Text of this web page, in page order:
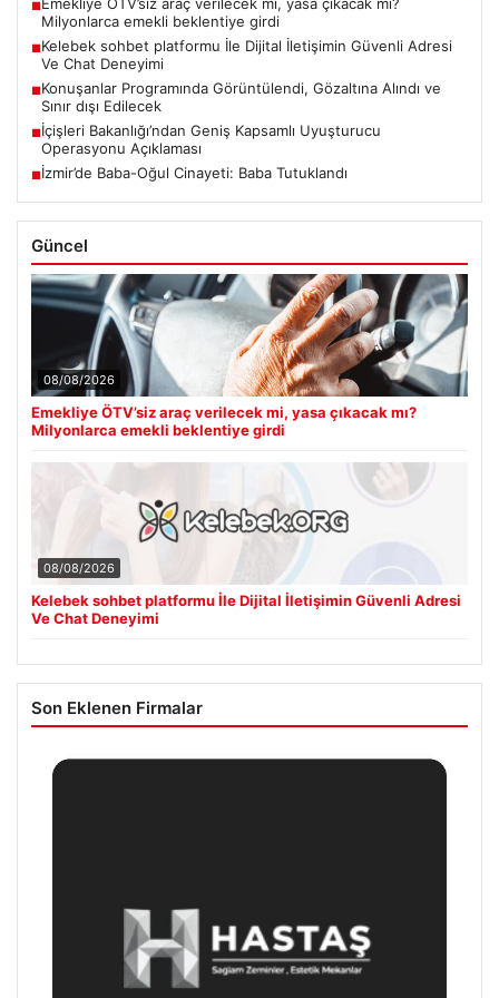
■
Milyonlarca emekli beklentiye girdi
■Kelebek sohbet platformu İle Dijital İletişimin Güvenli Adresi
Ve Chat Deneyimi
■Konuşanlar Programında Görüntülendi, Gözaltına Alındı ve
Sınır dışı Edilecek
■İçişleri Bakanlığı’ndan Geniş Kapsamlı Uyuşturucu
Operasyonu Açıklaması
■İzmir’de Baba-Oğul Cinayeti: Baba Tutuklandı
Güncel
08/08/2026
Emekliye ÖTV’siz araç verilecek mi, yasa çıkacak mı?
Milyonlarca emekli beklentiye girdi
08/08/2026
Kelebek sohbet platformu İle Dijital İletişimin Güvenli Adresi
Ve Chat Deneyimi
Son Eklenen Firmalar